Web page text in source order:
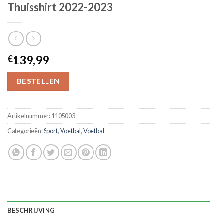
Thuisshirt 2022-2023
€139,99
BESTELLEN
Artikelnummer:1105003
Categorieën:Sport,Voetbal,Voetbal
BESCHRIJVING